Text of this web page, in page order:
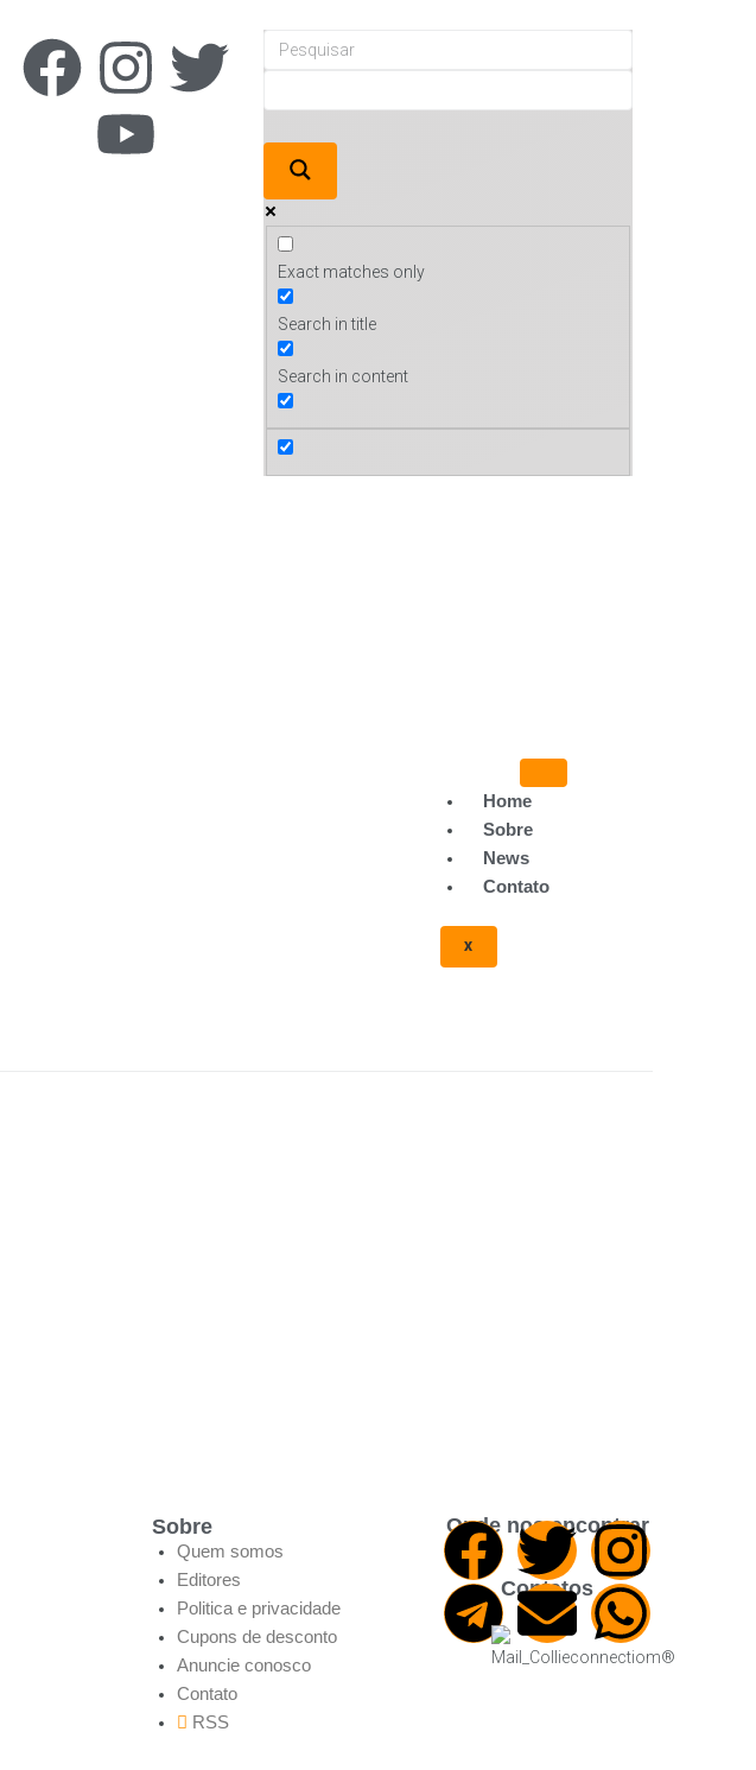
Exact matches only
Search in title
Search in content
Home
Sobre
News
Contato
X
Sobre
Quem somos
Editores
Politica e privacidade
Cupons de desconto
Anuncie conosco
Contato
RSS
Onde nos encontrar
Contatos